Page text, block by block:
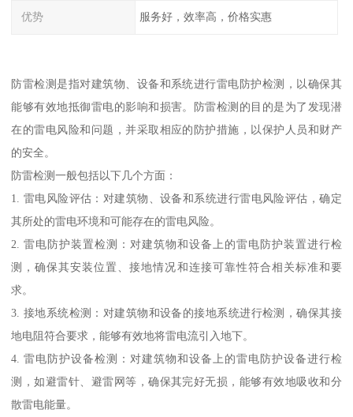
优势 服务好，效率高，价格实惠
防雷检测是指对建筑物、设备和系统进行雷电防护检测，以确保其
能够有效地抵御雷电的影响和损害。防雷检测的目的是为了发现潜
在的雷电风险和问题，并采取相应的防护措施，以保护人员和财产
的安全。
防雷检测一般包括以下几个方面：
1. 雷电风险评估：对建筑物、设备和系统进行雷电风险评估，确定
其所处的雷电环境和可能存在的雷电风险。
2. 雷电防护装置检测：对建筑物和设备上的雷电防护装置进行检
测，确保其安装位置、接地情况和连接可靠性符合相关标准和要
求。
3. 接地系统检测：对建筑物和设备的接地系统进行检测，确保其接
地电阻符合要求，能够有效地将雷电流引入地下。
4. 雷电防护设备检测：对建筑物和设备上的雷电防护设备进行检
测，如避雷针、避雷网等，确保其完好无损，能够有效地吸收和分
散雷电能量。